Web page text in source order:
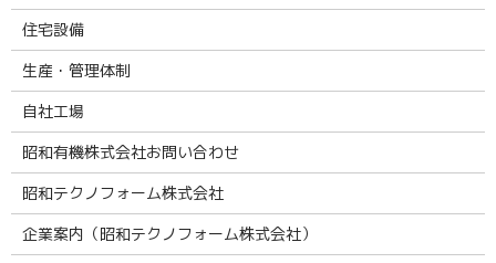
住宅設備
生産・管理体制
自社工場
昭和有機株式会社お問い合わせ
昭和テクノフォーム株式会社
企業案内（昭和テクノフォーム株式会社）